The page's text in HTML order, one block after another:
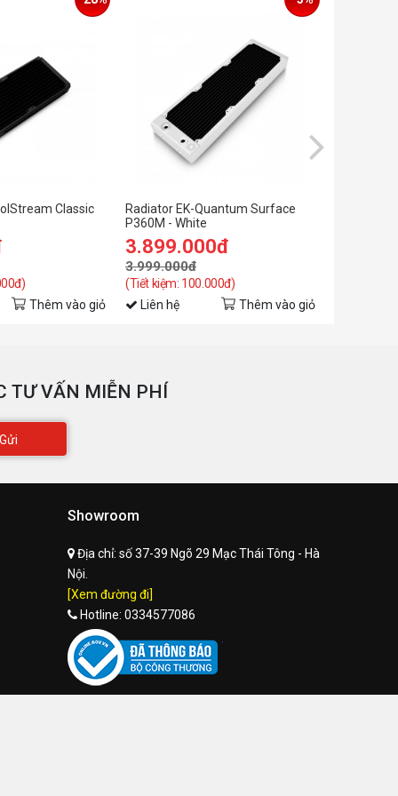
Classic
Thêm vào giỏ
Radiator EK-Quantum Surface
P360M - White
3.899.000đ
3.999.000đ
(Tiết kiệm: 100.000đ)
Liên hệ Thêm vào giỏ
TƯ VẤN MIỄN PHÍ
Gửi
Showroom
Địa chỉ: số 37-39 Ngõ 29 Mạc Thái Tông - Hà
Nội.
[Xem đường đi]
Hotline: 0334577086